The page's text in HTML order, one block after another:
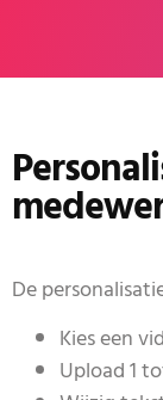
De
Kies een
Upload 1